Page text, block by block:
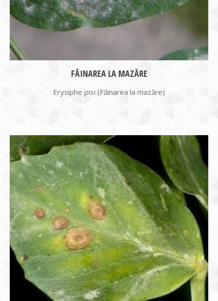
FĂINAREA LA MAZĂRE
Erysiphe pisi (Făinarea la mazăre)